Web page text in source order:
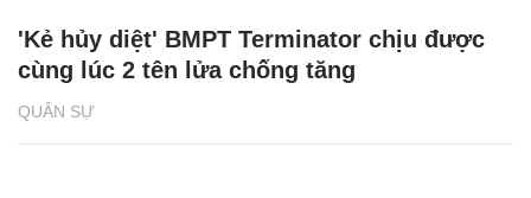
QUÂN SỰ
'Kẻ hủy diệt' BMPT Terminator chịu được
cùng lúc 2 tên lửa chống tăng